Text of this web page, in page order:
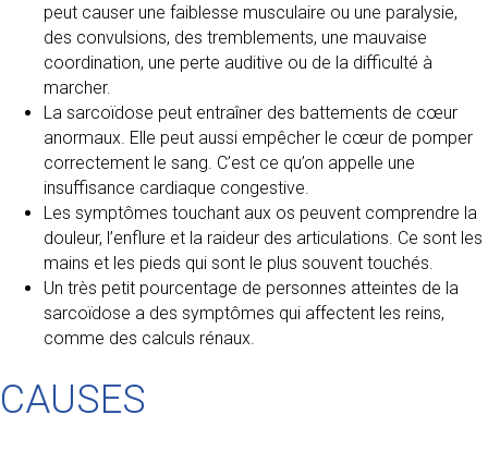
peut causer une faiblesse musculaire ou une paralysie,
des convulsions, des tremblements, une mauvaise
coordination, une perte auditive ou de la difficulté à
marcher.
La sarcoïdose peut entraîner des battements de cœur
anormaux. Elle peut aussi empêcher le cœur de pomper
correctement le sang. C’est ce qu’on appelle une
insuffisance cardiaque congestive.
Les symptômes touchant aux os peuvent comprendre la
douleur, l’enflure et la raideur des articulations. Ce sont les
mains et les pieds qui sont le plus souvent touchés.
Un très petit pourcentage de personnes atteintes de la
sarcoïdose a des symptômes qui affectent les reins,
comme des calculs rénaux.
CAUSES